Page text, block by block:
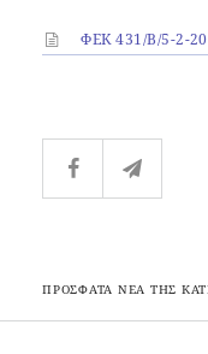
ΦΕΚ 431/Β/5-2-
ΠΡΟΣΦΑΤΑ ΝΕΑ ΤΗΣ